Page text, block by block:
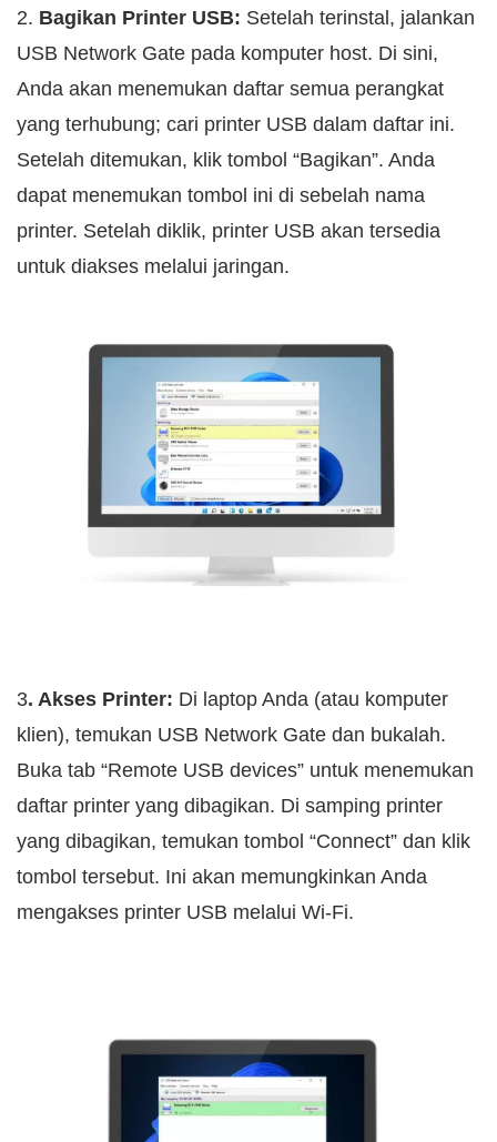
2. Bagikan Printer USB: Setelah terinstal, jalankan
USB Network Gate pada komputer host. Di sini,
Anda akan menemukan daftar semua perangkat
yang terhubung; cari printer USB dalam daftar ini.
Setelah ditemukan, klik tombol “Bagikan”. Anda
dapat menemukan tombol ini di sebelah nama
printer. Setelah diklik, printer USB akan tersedia
untuk diakses melalui jaringan.
3. Akses Printer: Di laptop Anda (atau komputer
klien), temukan USB Network Gate dan bukalah.
Buka tab “Remote USB devices” untuk menemukan
daftar printer yang dibagikan. Di samping printer
yang dibagikan, temukan tombol “Connect” dan klik
tombol tersebut. Ini akan memungkinkan Anda
mengakses printer USB melalui Wi-Fi.